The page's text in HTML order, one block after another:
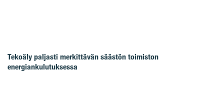
Tekoäly paljasti merkittävän säästön toimiston
energiankulutuksessa